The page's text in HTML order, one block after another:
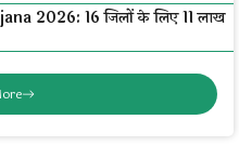
2026: 16 जिलों के लिए ₹11 लाख